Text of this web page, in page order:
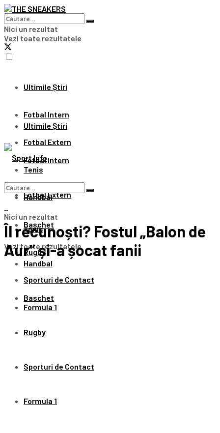
Nici un rezultat
Vezi toate rezultatele
Ultimile Știri
Fotbal Intern
Fotbal Extern
Tenis
Handbal
Baschet
Rugby
Sporturi de Contact
Formula 1
Ultimile Știri
Fotbal Intern
Fotbal Extern
Tenis
Handbal
Baschet
Rugby
Sporturi de Contact
Formula 1
Nici un rezultat
Vezi toate rezultatele
Îl recunoști? Fostul „Balon de
Aur” și-a șocat fanii